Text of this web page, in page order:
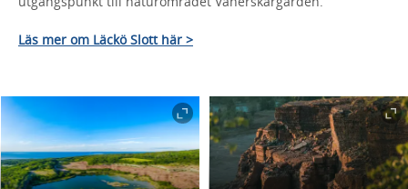
Läs mer om Läckö Slott här >